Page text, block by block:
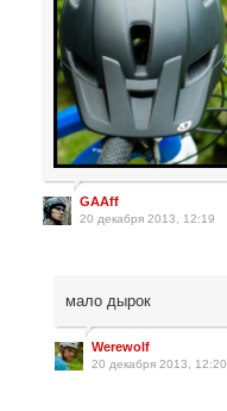
GAAff
20 декабря 2013, 12:19
мало дырок
Werewolf
20 декабря 2013, 12:20